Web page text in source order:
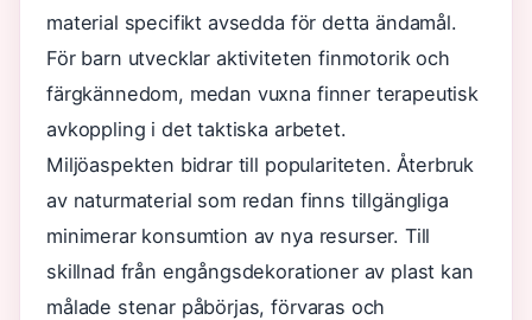
material specifikt avsedda för detta ändamål.
För barn utvecklar aktiviteten finmotorik och
färgkännedom, medan vuxna finner terapeutisk
avkoppling i det taktiska arbetet.
Miljöaspekten bidrar till populariteten. Återbruk
av naturmaterial som redan finns tillgängliga
minimerar konsumtion av nya resurser. Till
skillnad från engångsdekorationer av plast kan
målade stenar påbörjas, förvaras och